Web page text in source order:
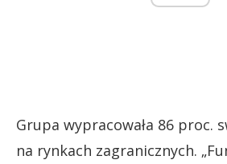
Grupa wypracowała 86 proc.
na rynkach zagranicznych.